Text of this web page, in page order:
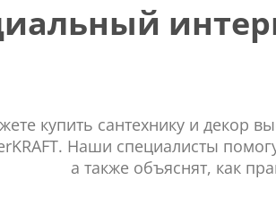
купить сантехнику и декор
Наши специалисты
а также объяснят, как